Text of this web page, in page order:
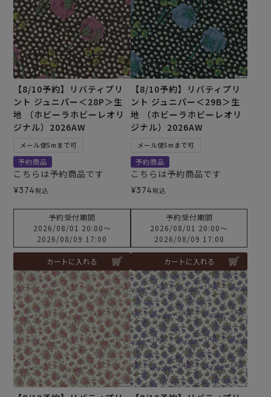
【8/10予約】リバティプリ
ント ジュニパー＜28P＞生
地 （ホビーラホビーレオリ
ジナル）2026AW
メール便5mまで可
予約商品
こちらは予約商品です
¥374税込
予約受付期間
2026/08/01 20:00〜
2026/08/09 17:00
カートに入れる
【8/10予約】リバティプリ
ント ジュニパー＜29B＞生
地 （ホビーラホビーレオリ
ジナル）2026AW
メール便5mまで可
予約商品
こちらは予約商品です
¥374税込
予約受付期間
2026/08/01 20:00〜
2026/08/09 17:00
カートに入れる